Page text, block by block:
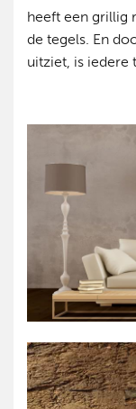
heeft een grillig
de tegels. En
uitziet, is iedere